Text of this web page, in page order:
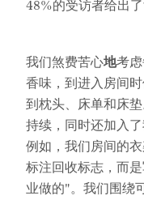
48%的受访者给出了
我们煞费苦心地考
香味，到进入房间
到枕头、床单和床
持续，同时还加入
例如，我们房间的
标注回收标志，而
业做的"。我们围绕